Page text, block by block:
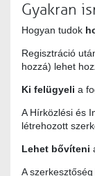
Gyakran
Hogyan tudok
Regisztráció
hozzá) lehet
Ki felügyeli a
A Hírközlési és
létrehozott
Lehet bővíteni
A